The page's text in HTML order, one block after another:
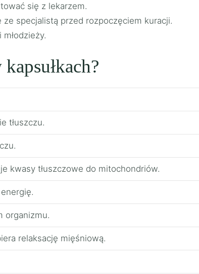
się z lekarzem.
specjalistą przed rozpoczęciem kuracji.
tłuszczu.
kwasy tłuszczowe do mitochondriów.
organizmu.
relaksację mięśniową.